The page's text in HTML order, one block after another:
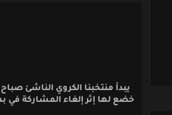
يبدأ منتخبنا الكروي الناشئ
خضع لها إثر إلغاء المشاركة في